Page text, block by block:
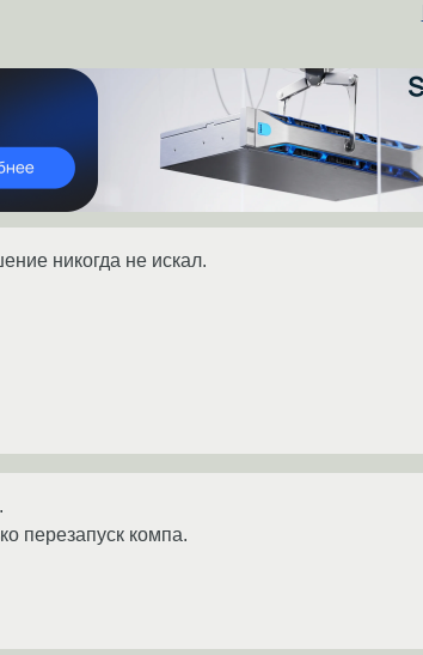
никогда не искал.
перезапуск компа.